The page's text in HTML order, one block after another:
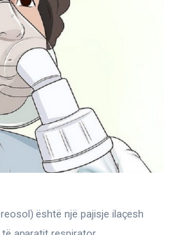
është një pajisje ilaçesh